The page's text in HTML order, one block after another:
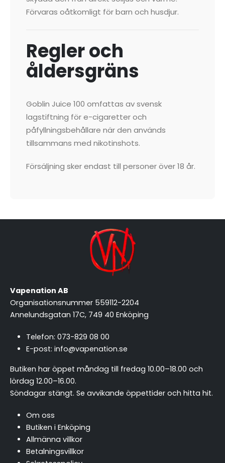
Förvaras oåtkomligt för barn och husdjur.
Regler och
åldersgräns
Goblin Juice 100 omfattas av svensk
lagstiftning för e-cigaretter och
påfyllningsbehållare när den används
tillsammans med nikotinshots.
Försäljning sker endast till personer över 18 år.
Vapenation AB
Organisationsnummer 559112-2204
Annelundsgatan 17C, 749 40 Enköping
Telefon: 073-829 08 00
E-post: info@vapenation.se
Butiken har öppet måndag till fredag 10.00–18.00 och
lördag 12.00–16.00.
Söndagar stängt. Se avvikande öppettider och hitta hit.
Om oss
Butiken i Enköping
Allmänna villkor
Betalningsvillkor